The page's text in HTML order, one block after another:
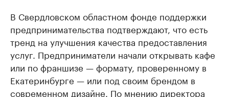
В Свердловском областном фонде поддержки
предпринимательства подтверждают, что есть
тренд на улучшения качества предоставления
услуг. Предприниматели начали открывать кафе
или по франшизе — формату, проверенному в
Екатеринбурге — или под своим брендом в
современном дизайне. По мнению директора